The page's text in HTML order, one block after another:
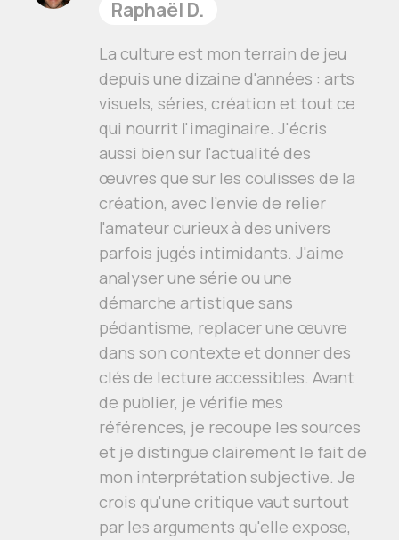
Raphaël D.
La culture est mon terrain de jeu
depuis une dizaine d'années : arts
visuels, séries, création et tout ce
qui nourrit l'imaginaire. J'écris
aussi bien sur l'actualité des
œuvres que sur les coulisses de la
création, avec l'envie de relier
l'amateur curieux à des univers
parfois jugés intimidants. J'aime
analyser une série ou une
démarche artistique sans
pédantisme, replacer une œuvre
dans son contexte et donner des
clés de lecture accessibles. Avant
de publier, je vérifie mes
références, je recoupe les sources
et je distingue clairement le fait de
mon interprétation subjective. Je
crois qu'une critique vaut surtout
par les arguments qu'elle expose,